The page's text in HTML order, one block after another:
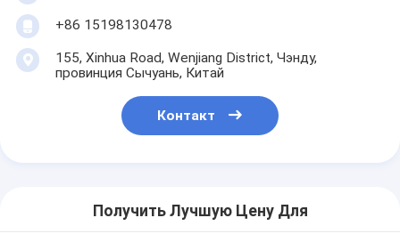
+86 15198130478
155, Xinhua Road, Wenjiang District, Чэнду,
провинция Сычуань, Китай
Контакт
Получить Лучшую Цену Для